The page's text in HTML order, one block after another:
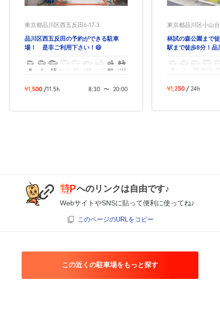
東京都品川区西五反田6-17-3
品川区西五反田の予約ができる駐車
場！ 是非ご利用下さい！😄
軽 コ 中型 ボックス SUV 大型車 トラック 原付 バイク
¥1,500 /11.5h 8:30 〜 20:00
東京都品川区小山
林試の森公園まで
駅まで徒歩8分！品
ボックス
¥1,250 / 24h
へのリンクは自由です♪
WebサイトやSNSに貼って便利に使ってね♪
このページのURLをコピー
この近くの駐車場をもっと探す